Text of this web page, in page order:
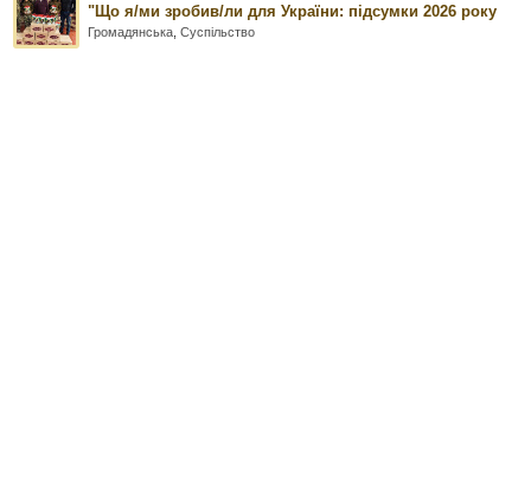
"Що я/ми зробив/ли для України: підсумки 2026 року
Громадянська ,Суспільство